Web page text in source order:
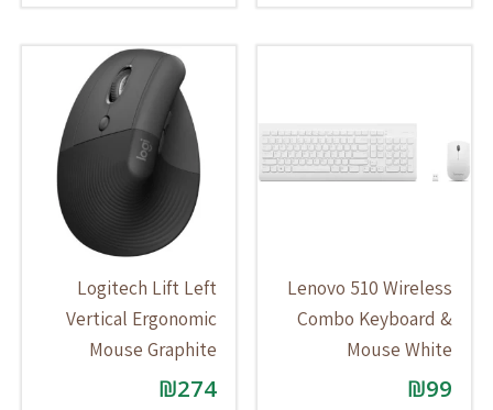
Lenovo 510 Wireless
Combo Keyboard &
Mouse White
₪99
Logitech Lift Left
Vertical Ergonomic
Mouse Graphite
₪274